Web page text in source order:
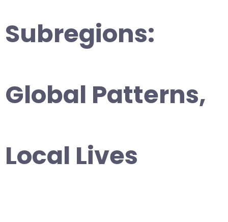
Subregions:
Global Patterns,
Local Lives